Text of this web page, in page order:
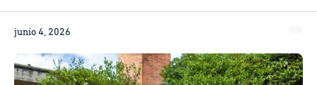
junio 4, 2026